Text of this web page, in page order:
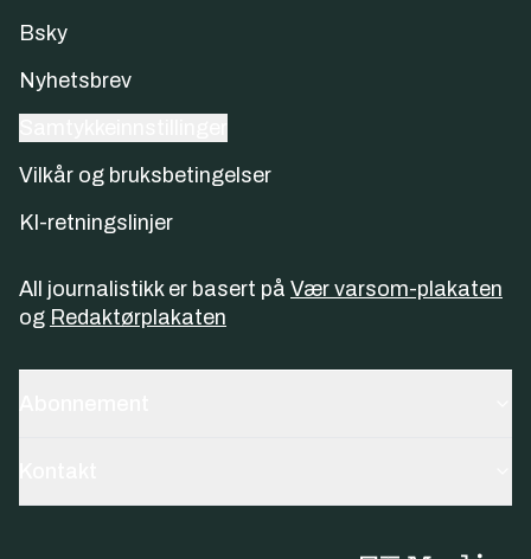
Bsky
Nyhetsbrev
Vilkår og bruksbetingelser
KI-retningslinjer
All journalistikk er basert på Vær varsom-plakaten
og Redaktørplakaten